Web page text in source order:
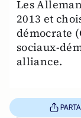
Les
2013 et
démocrate
sociaux-
alliance.